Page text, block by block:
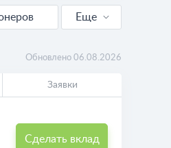
Еще
Обновлено 06.08.2026
Заявки
Сделать вклад